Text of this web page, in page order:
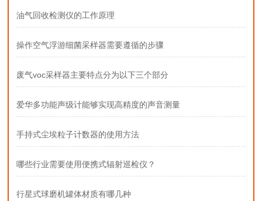
油气回收检测仪的工作原理
操作空气浮游细菌采样器需要遵循的步骤
废气voc采样器主要特点分为以下三个部分
爱华多功能声级计能够实现高精度的声音测量
手持式尘埃粒子计数器的使用方法
哪些行业需要使用便携式辐射巡检仪？
行星式球磨机罐体材质有哪几种